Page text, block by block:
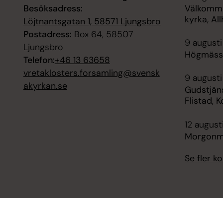
Besöksadress:
Löjtnantsgatan 1, 58571 Ljungsbro
Postadress: Box 64, 58507
Ljungsbro
Telefon:+46 13 63658
vretaklosters.forsamling@svensk
akyrkan.se
kyrka,
9 augusti
9 augusti
Flistad,
12
Se fler